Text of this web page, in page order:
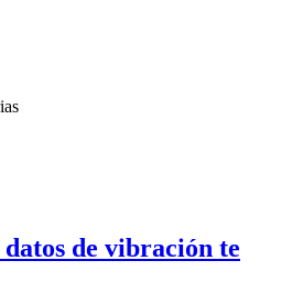
datos de vibración te